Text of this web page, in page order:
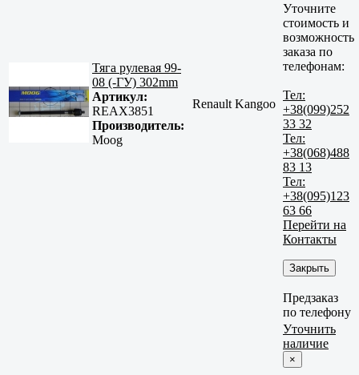
Тяга рулевая 99-
08 (-ГУ) 302mm
Артикул:
REAX3851
Производитель:
Moog
Renault Kangoo
Уточните
стоимость и
возможность
заказа по
телефонам:
Тел:
+38(099)252
33 32
Тел:
+38(068)488
83 13
Тел:
+38(095)123
63 66
Перейти на
Контакты
Закрыть
Предзаказ
по телефону
Уточнить
наличие
×